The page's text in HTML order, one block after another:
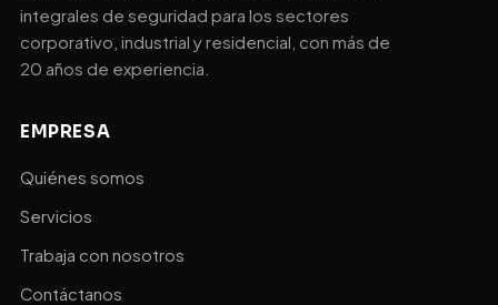
integrales de seguridad para los sectores
corporativo, industrial y residencial, con más de
20 años de experiencia.
EMPRESA
Quiénes somos
Servicios
Trabaja con nosotros
Contáctanos